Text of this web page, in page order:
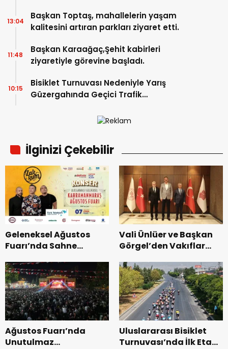
Başkan Toptaş, mahallelerin yaşam
kalitesini artıran parkları ziyaret etti.
13:04
Başkan Karaağaç,Şehit kabirleri
ziyaretiyle görevine başladı.
11:48
Bisiklet Turnuvası Nedeniyle Yarış
Güzergahında Geçici Trafik
10:15
İlginizi Çekebilir
Geleneksel Ağustos
Fuarı’nda Sahne
Vali Ünlüer ve Başkan
Görgel’den Vakıflar
ziyaret.
Ağustos Fuarı’nda
Unutulmaz
Uluslararası Bisiklet
Turnuvası’nda İlk Etap